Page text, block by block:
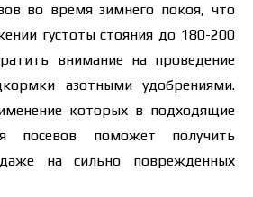
во время зимнего покоя, что
густоты стояния до 180-200
внимание на проведение
азотными удобрениями.
которых в подходящие
посевов поможет получить
на сильно поврежденных